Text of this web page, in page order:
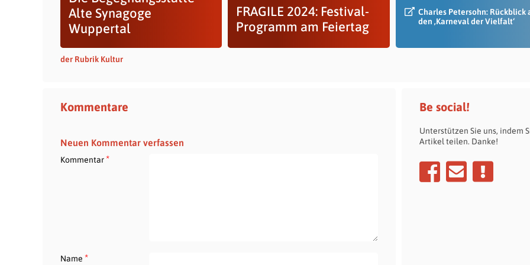
Alte Synagoge
Wuppertal
FRAGILE 2024: Festival-
Programm am Feiertag
Charles Petersohn: Rückblick
den ‚Karneval der Vielfalt‘
der Rubrik Kultur
Kommentare
Neuen Kommentar verfassen
Kommentar*
Name *
Be social!
Unterstützen Sie uns, indem
Artikel teilen. Danke!